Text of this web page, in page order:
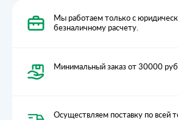
Мы работаем только с
безналичному расчету.
Минимальный заказ от 30000
Осуществляем поставку по всей